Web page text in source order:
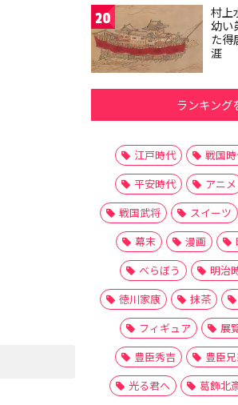
20
村上
幼い
た得
涯
ランキング
江戸時代 戦国
平安時代
アニメ
戦国武将
スイーツ
幕末
漫画
べらぼう
明治
徳川家康
抹茶
フィギュア
展
豊臣秀吉
豊臣兄
光る君へ
葛飾北